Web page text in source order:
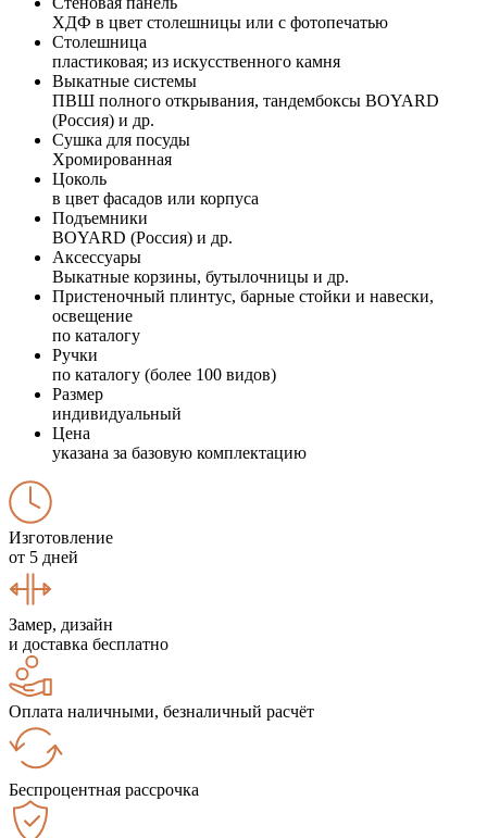
ХДФ в цвет столешницы или с фотопечатью
Столешница
пластиковая; из искусственного камня
Выкатные системы
ПВШ полного открывания, тандембоксы BOYARD
(Россия) и др.
Сушка для посуды
Хромированная
Цоколь
в цвет фасадов или корпуса
Подъемники
BOYARD (Россия) и др.
Аксессуары
Выкатные корзины, бутылочницы и др.
Пристеночный плинтус, барные стойки и навески,
освещение
по каталогу
Ручки
по каталогу (более 100 видов)
Размер
индивидуальный
Цена
указана за базовую комплектацию
Изготовление
от 5 дней
Замер, дизайн
и доставка бесплатно
Оплата наличными, безналичный расчёт
Беспроцентная рассрочка